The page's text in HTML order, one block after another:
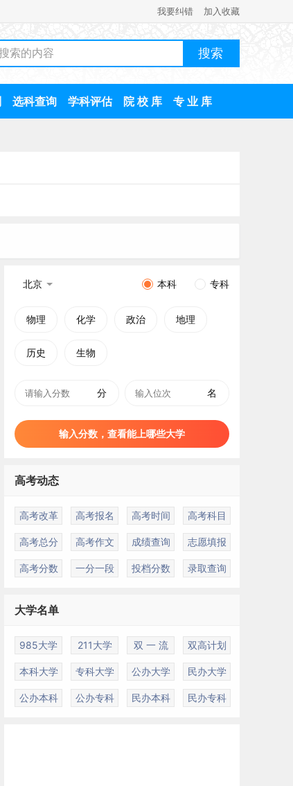
我要纠错 加入收藏
选科查询 学科评估 院 校 库 专 业 库
北京 本科 专科
物理 化学 政治 地理
历史 生物
分 名
输入分数，查看能上哪些大学
高考动态
高考改革 高考报名 高考时间 高考科目
高考总分 高考作文 成绩查询 志愿填报
高考分数 一分一段 投档分数 录取查询
大学名单
985大学 211大学 双 一 流 双高计划
本科大学 专科大学 公办大学 民办大学
公办本科 公办专科 民办本科 民办专科